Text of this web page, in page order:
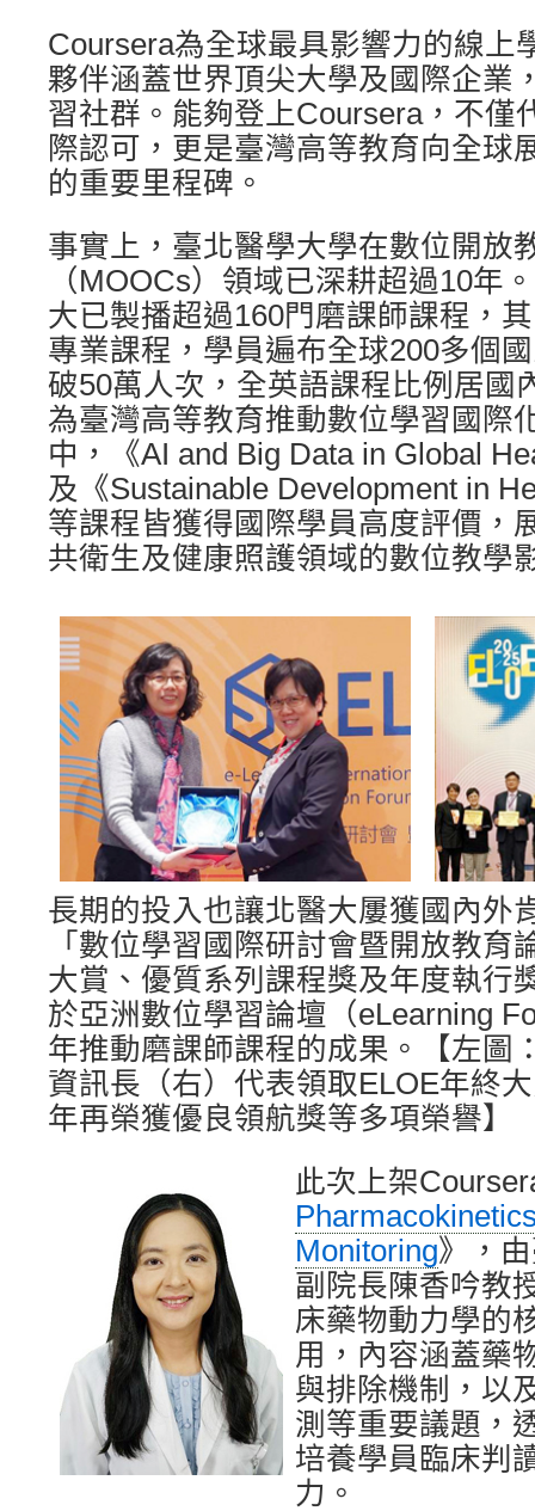
Coursera為全球最具影響力的線上
夥伴涵蓋世界頂尖大學及國際企業
習社群。能夠登上Coursera，不僅
際認可，更是臺灣高等教育向全球
的重要里程碑。
事實上，臺北醫學大學在數位開放
（MOOCs）領域已深耕超過10年
大已製播超過160門磨課師課程，
專業課程，學員遍布全球200多個
破50萬人次，全英語課程比例居國
為臺灣高等教育推動數位學習國際
中，《AI and Big Data in Global
及《Sustainable Development in
等課程皆獲得國際學員高度評價，
共衛生及健康照護領域的數位教學
長期的投入也讓北醫大屢獲國內外
「數位學習國際研討會暨開放教育
大賞、優質系列課程獎及年度執行
於亞洲數位學習論壇（eLearning
年推動磨課師課程的成果。【左圖
資訊長（右）代表領取ELOE年終
年再榮獲優良領航獎等多項榮譽】
此次上架
Monitoring》，
副院長陳香吟教
床藥物動力學的
用，內容涵蓋藥
與排除機制，以
測等重要議題，
培養學員臨床判
力。